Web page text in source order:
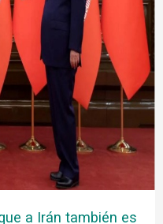
a Irán también es